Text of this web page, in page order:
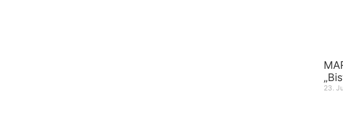
23.